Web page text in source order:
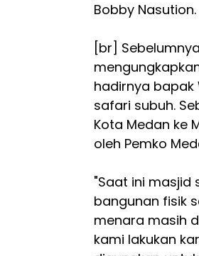
Bobby Nasution.
[br]
hadirnya bapak
safari subuh.
Kota Medan ke
oleh Pemko
"Saat ini masjid
bangunan fisik
menara masih
kami lakukan